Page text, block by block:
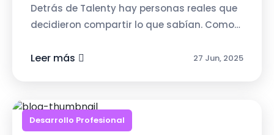
con Talenty
Detrás de Talenty hay personas reales que
decidieron compartir lo que sabían. Como
pasó de tenerlo como hobby a una ...
Leer más 27 Jun, 2025
Desarrollo Profesional